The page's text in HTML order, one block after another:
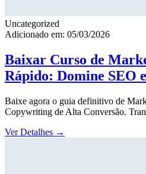
Uncategorized
Adicionado em: 05/03/2026
Baixar Curso de
Rápido: Domine SEO
Baixe agora o guia definitivo de
Copywriting de Alta Conversão.
Ver Detalhes →